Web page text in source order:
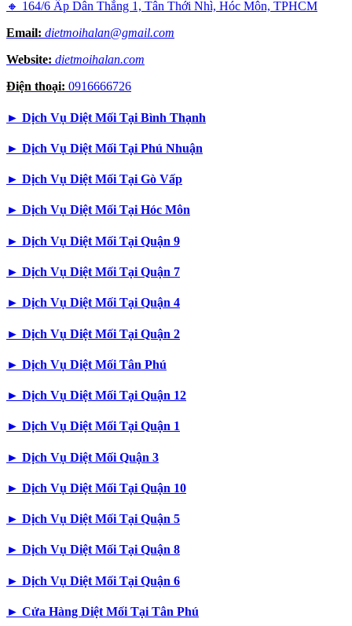
🔸 164/6 Ấp Dân Thắng 1, Tân Thới Nhì, Hóc Môn, TPHCM
Email: dietmoihalan@gmail.com
Website: dietmoihalan.com
Điện thoại: 0916666726
► Dịch Vụ Diệt Mối Tại Bình Thạnh
► Dịch Vụ Diệt Mối Tại Phú Nhuận
► Dịch Vụ Diệt Mối Tại Gò Vấp
► Dịch Vụ Diệt Mối Tại Hóc Môn
► Dịch Vụ Diệt Mối Tại Quận 9
► Dịch Vụ Diệt Mối Tại Quận 7
► Dịch Vụ Diệt Mối Tại Quận 4
► Dịch Vụ Diệt Mối Tại Quận 2
► Dịch Vụ Diệt Mối Tân Phú
► Dịch Vụ Diệt Mối Tại Quận 12
► Dịch Vụ Diệt Mối Tại Quận 1
► Dịch Vụ Diệt Mối Quận 3
► Dịch Vụ Diệt Mối Tại Quận 10
► Dịch Vụ Diệt Mối Tại Quận 5
► Dịch Vụ Diệt Mối Tại Quận 8
► Dịch Vụ Diệt Mối Tại Quận 6
► Cửa Hàng Diệt Mối Tại Tân Phú